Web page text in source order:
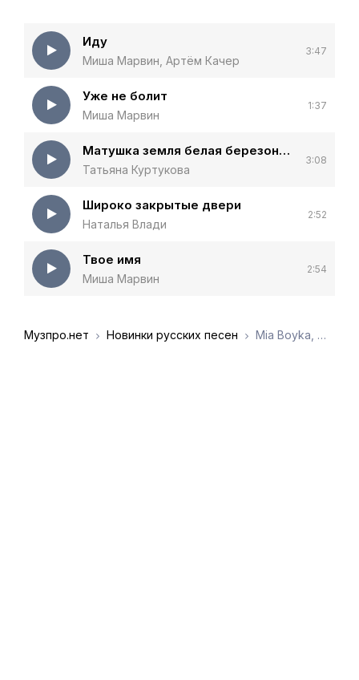
Иду
Миша Марвин, Артём Качер
3:47
Уже не болит
Миша Марвин
1:37
Матушка земля белая березонька
Татьяна Куртукова
3:08
Широко закрытые двери
Наталья Влади
2:52
Твое имя
Миша Марвин
2:54
Музпро.нет Новинки русских песен Mia Boyka, Миша Марвин - Ах ты степь широкая